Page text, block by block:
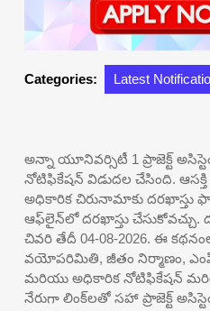
Categories: Latest
అన్నా యూనివర్సిటీ 1 ప్రాజెక్ట్
నోటిఫికేషన్ విడుదల చేసింది. ఆసక్తి
అధికారిక చిరునామాకు దరఖాస్తు
ఆఫ్‌లైన్‌లో దరఖాస్తు చేసుకోవచ్చు.
చివరి తేదీ 04-08-2026. ఈ
వయోపరిమితి, జీతం నిర్మాణం,
మరియు అధికారిక నోటిఫికేషన్
నేరుగా లింక్‌లతో సహా ప్రాజెక్ట్